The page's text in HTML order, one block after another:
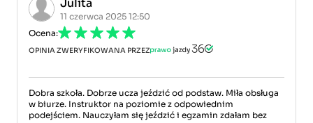
Julita
11 czerwca 2025 12:50
Ocena:
OPINIA ZWERYFIKOWANA PRZEZ
Dobra szkoła. Dobrze ucza jeździć od podstaw. Miła obsługa
w biurze. Instruktor na poziomie z odpowiednim
podejściem. Nauczyłam się jeździć i egzamin zdałam bez